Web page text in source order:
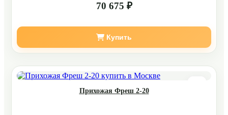
70 675 ₽
Купить
Прихожая Фреш 2-20